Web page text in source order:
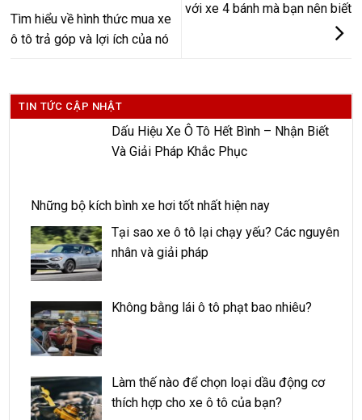
Tìm hiểu về hình thức mua xe
ô tô trả góp và lợi ích của nó
với xe 4 bánh mà bạn nên biết
TIN TỨC CẬP NHẬT
Dấu Hiệu Xe Ô Tô Hết Bình – Nhận Biết
Và Giải Pháp Khắc Phục
Những bộ kích bình xe hơi tốt nhất hiện nay
Tại sao xe ô tô lại chạy yếu? Các nguyên
nhân và giải pháp
Không bằng lái ô tô phạt bao nhiêu?
Làm thế nào để chọn loại dầu động cơ
thích hợp cho xe ô tô của bạn?